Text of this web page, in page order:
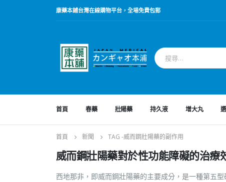
康藥本鋪台灣在線購物平台，全場免費包郵
首頁 春藥 壯陽藥 持久液 增大丸
首頁 新聞 TAG -威而鋼壯陽藥的副作用
威而鋼壯陽藥對於性功能障礙的治療
西地那非，即威而鋼壯陽藥的主要成分，是一種第五